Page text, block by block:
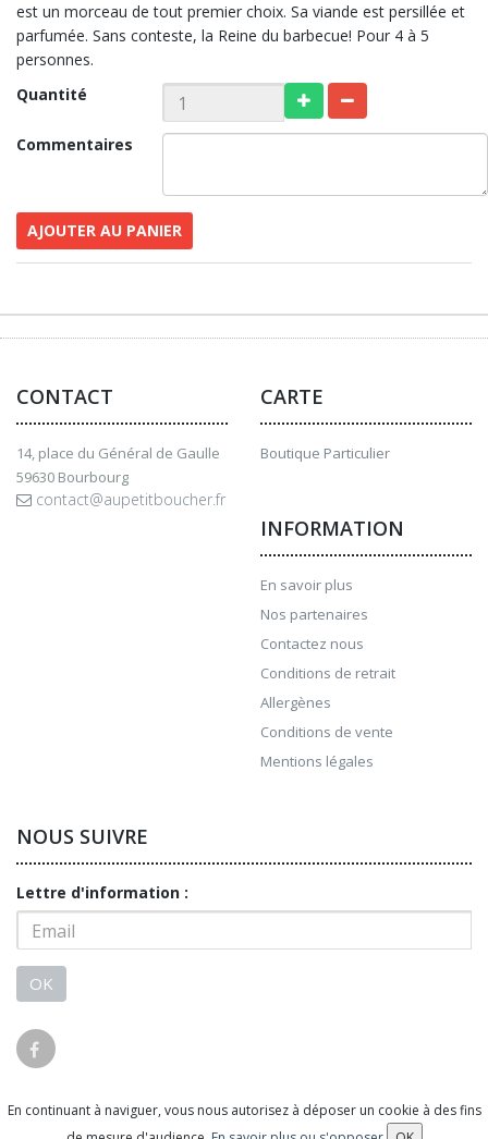
est un morceau de tout premier choix. Sa viande est persillée et
parfumée. Sans conteste, la Reine du barbecue! Pour 4 à 5
personnes.
Quantité
Commentaires
AJOUTER AU PANIER
CONTACT
14, place du Général de Gaulle
59630 Bourbourg
contact@aupetitboucher.fr
CARTE
Boutique Particulier
INFORMATION
En savoir plus
Nos partenaires
Contactez nous
Conditions de retrait
Allergènes
Conditions de vente
Mentions légales
NOUS SUIVRE
Lettre d'information :
OK
© 2026 - LogicielSaasFood - Logiciel de gestion de
En continuant à naviguer, vous nous autorisez à déposer un cookie à des fins